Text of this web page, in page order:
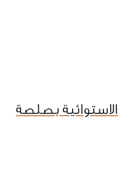
بصلصة